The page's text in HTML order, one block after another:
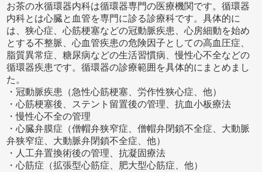
お茶の水循環器内科は循環器専門の医療機関です。循環器
内科とは心臓と血管を専門に診る診療科です。具体的に
は、狭心症、心筋梗塞などの冠動脈疾患、心房細動を始め
とする不整脈、心血管疾患の危険因子としての高血圧症、
脂質異常症、糖尿病などの生活習慣病、慢性心不全などの
循環器疾患です。循環器の診療範囲を具体的にまとめまし
た。
・冠動脈疾患（急性心筋梗塞、労作性狭心症、他）
・心筋梗塞後、ステント留置後の管理、抗血小板療法
・慢性心不全の管理
・心臓弁膜症（僧帽弁狭窄症、僧帽弁閉鎖不全症、大動脈
弁狭窄症、大動脈弁閉鎖不全症、他）
・人工弁置換術後の管理、抗凝固療法
・心筋症（拡張型心筋症、肥大型心筋症、他）